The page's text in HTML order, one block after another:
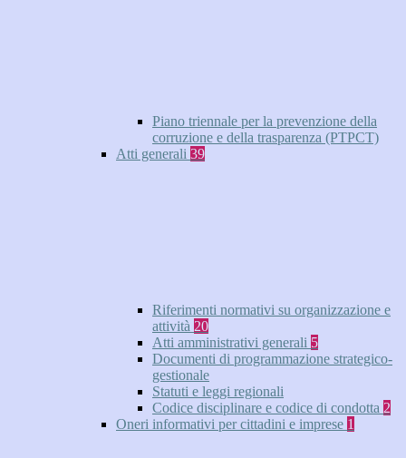
Piano triennale per la prevenzione della
corruzione e della trasparenza (PTPCT)
Atti generali 39
Riferimenti normativi su organizzazione e
attività 20
Atti amministrativi generali 5
Documenti di programmazione strategico-
gestionale
Statuti e leggi regionali
Codice disciplinare e codice di condotta 2
Oneri informativi per cittadini e imprese 1